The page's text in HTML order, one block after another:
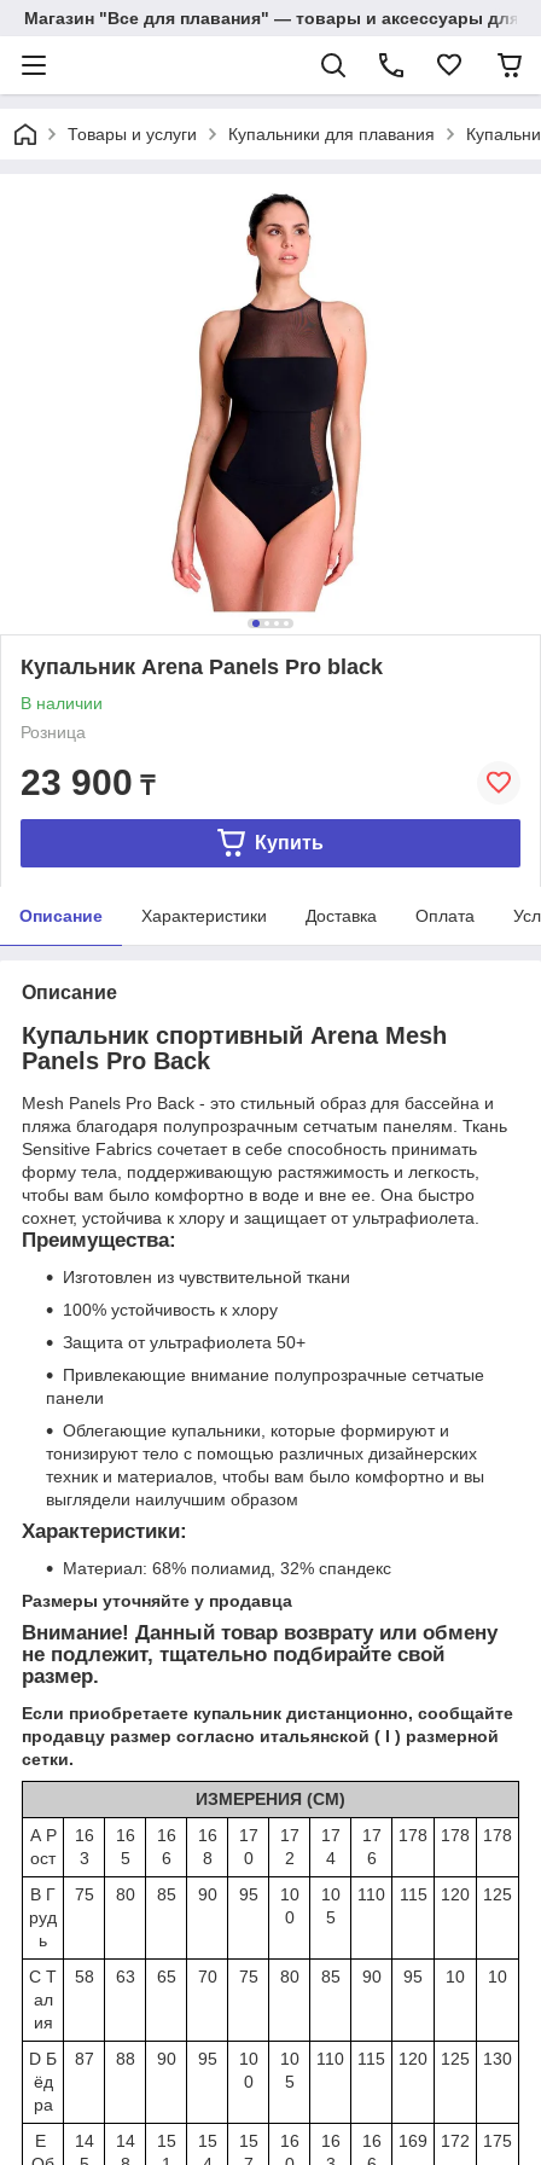
Магазин "Все для плавания" — товары и аксессуары для
Товары и услуги Купальники для плавания
Купальник Arena Panels Pro black
В наличии
Розница
23 900 ₸
Купить
Описание Характеристики Доставка Оплата
Описание
Купальник спортивный Arena Mesh
Panels Pro Back
Mesh Panels Pro Back - это стильный образ для бассейна и
пляжа благодаря полупрозрачным сетчатым панелям. Ткань
Sensitive Fabrics сочетает в себе способность принимать
форму тела, поддерживающую растяжимость и легкость,
чтобы вам было комфортно в воде и вне ее. Она быстро
сохнет, устойчива к хлору и защищает от ультрафиолета.
Преимущества:
Изготовлен из чувствительной ткани
100% устойчивость к хлору
Защита от ультрафиолета 50+
Привлекающие внимание полупрозрачные сетчатые
панели
Облегающие купальники, которые формируют и
тонизируют тело с помощью различных дизайнерских
техник и материалов, чтобы вам было комфортно и вы
выглядели наилучшим образом
Характеристики:
Материал: 68% полиамид, 32% спандекс
Размеры уточняйте у продавца
Внимание! Данный товар возврату или обмену
не подлежит, тщательно подбирайте свой
размер.
Если приобретаете купальник дистанционно, сообщайте
продавцу размер согласно итальянской ( I ) размерной
сетки.
ИЗМЕРЕНИЯ (СМ)
А Р
ост
16
3
16
5
16
6
16
8
17
0
17
2
17
4
17
6
178 178 178
B Г
руд
ь
75 80 85 90 95
10
0
10
5
110 115 120 125
C Т
ал
ия
58 63 65 70 75 80 85 90 95 10 10
D Б
ёд
ра
87 88 90 95
10
0
10
5
110 115 120 125 130
E
14
14
15
15
15
16
16
16
169 172 175